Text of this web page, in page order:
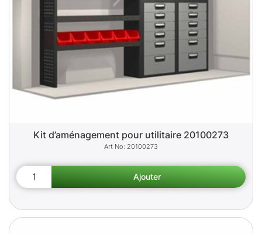
Kit d’aménagement pour utilitaire 20100273
20100273